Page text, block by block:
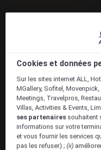
Cookies et données
Sur les sites internet ALL,
MGallery, Sofitel,
Meetings, Travelpros,
Villas, Activities & Events,
ses partenaires souhaitent
informations sur votre
et vous fournir les services
pas les refuser) ;(ii)